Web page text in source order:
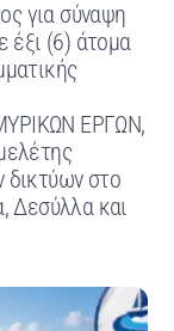
για σύναψη
έξι (6) άτομα
ΕΡΓΩΝ,
δικτύων στο
Δεσύλλα και